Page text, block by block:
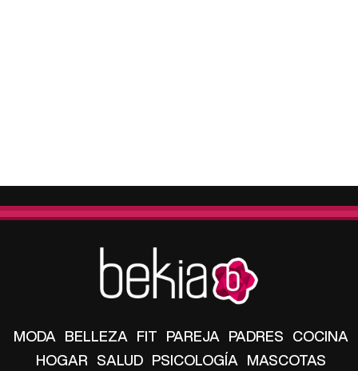
MODA BELLEZA FIT PAREJA PADRES COCINA
HOGAR SALUD PSICOLOGÍA MASCOTAS